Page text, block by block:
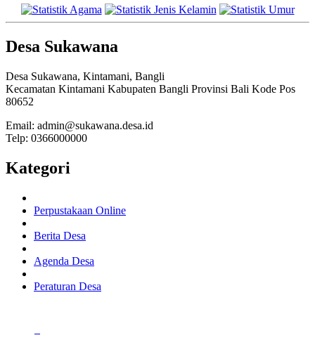
Desa Sukawana
Desa Sukawana, Kintamani, Bangli
Kecamatan Kintamani Kabupaten Bangli Provinsi Bali Kode Pos
80652
Email: admin@sukawana.desa.id
Telp: 0366000000
Kategori
Perpustakaan Online
Berita Desa
Agenda Desa
Peraturan Desa